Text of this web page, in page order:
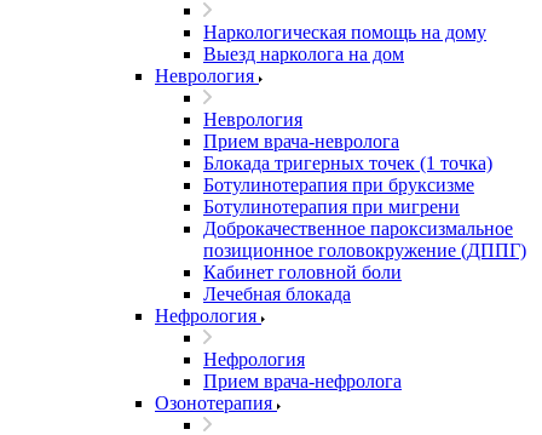
Наркологическая помощь на дому
Выезд нарколога на дом
Неврология
Неврология
Прием врача-невролога
Блокада тригерных точек (1 точка)
Ботулинотерапия при бруксизме
Ботулинотерапия при мигрени
Доброкачественное пароксизмальное
позиционное головокружение (ДППГ)
Кабинет головной боли
Лечебная блокада
Нефрология
Нефрология
Прием врача-нефролога
Озонотерапия